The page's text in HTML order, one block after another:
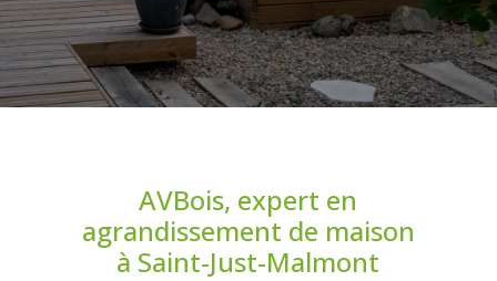
AVBois, expert en
agrandissement de maison
à Saint-Just-Malmont